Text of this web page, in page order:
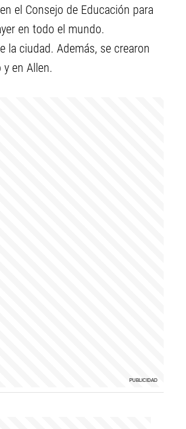
el Consejo de Educación para
en todo el mundo.
la ciudad. Además, se crearon
en Allen.